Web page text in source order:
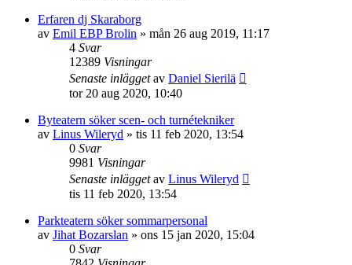
Erfaren dj Skaraborg
av Emil EBP Brolin » mån 26 aug 2019, 11:17
4 Svar
12389 Visningar
Senaste inläggetav Daniel Sierilä
tor 20 aug 2020, 10:40
Byteatern söker scen- och turnétekniker
av Linus Wileryd » tis 11 feb 2020, 13:54
0 Svar
9981 Visningar
Senaste inläggetav Linus Wileryd
tis 11 feb 2020, 13:54
Parkteatern söker sommarpersonal
av Jihat Bozarslan » ons 15 jan 2020, 15:04
0 Svar